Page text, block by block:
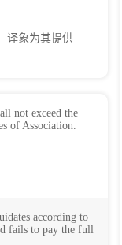
译象为其提供
not exceed the
of Association.
according to
fails to pay the full